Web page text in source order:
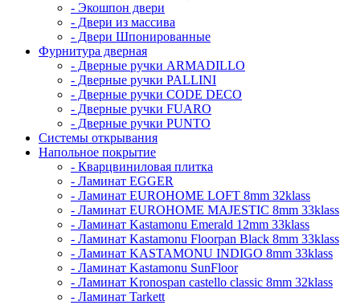
- Экошпон двери
- Двери из массива
- Двери Шпонированные
Фурнитура дверная
- Дверные ручки ARMADILLO
- Дверные ручки PALLINI
- Дверные ручки CODE DECO
- Дверные ручки FUARO
- Дверные ручки PUNTO
Системы открывания
Напольное покрытие
- Кварцвиниловая плитка
- Ламинат EGGER
- Ламинат EUROHOME LOFT 8mm 32klass
- Ламинат EUROHOME MAJESTIC 8mm 33klass
- Ламинат Kastamonu Emerald 12mm 33klass
- Ламинат Kastamonu Floorpan Black 8mm 33klass
- Ламинат KASTAMONU INDIGO 8mm 33klass
- Ламинат Kastamonu SunFloor
- Ламинат Kronospan castello classic 8mm 32klass
- Ламинат Tarkett